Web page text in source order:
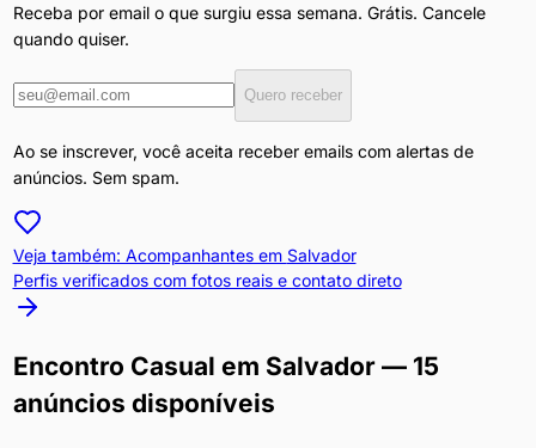
Receba por email o que surgiu essa semana. Grátis. Cancele
quando quiser.
Quero receber
Ao se inscrever, você aceita receber emails com alertas de
anúncios. Sem spam.
Veja também: Acompanhantes em Salvador
Perfis verificados com fotos reais e contato direto
Encontro Casual em Salvador— 15
anúncios disponíveis